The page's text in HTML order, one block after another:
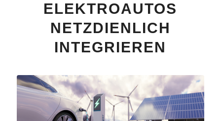
ELEKTROAUTOS
NETZDIENLICH
INTEGRIEREN